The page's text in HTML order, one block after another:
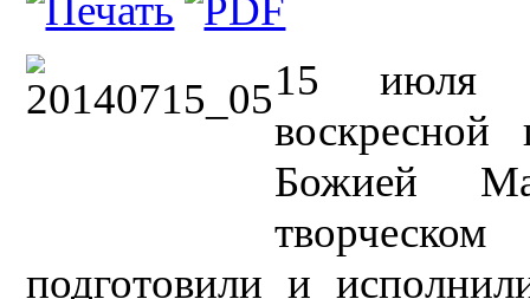
15 июля
Божией
подготовили и